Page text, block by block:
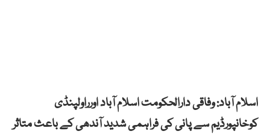
اسلام آباد: وفاقی دارالحکومت اسلام آباد اورراولپنڈی
کوخانپورڈیم سے پانی کی فراہمی شدید آندھی کے باعث متاثر